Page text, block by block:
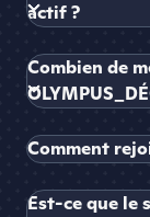
actif ?
Combien de
Comment
Est-ce que le